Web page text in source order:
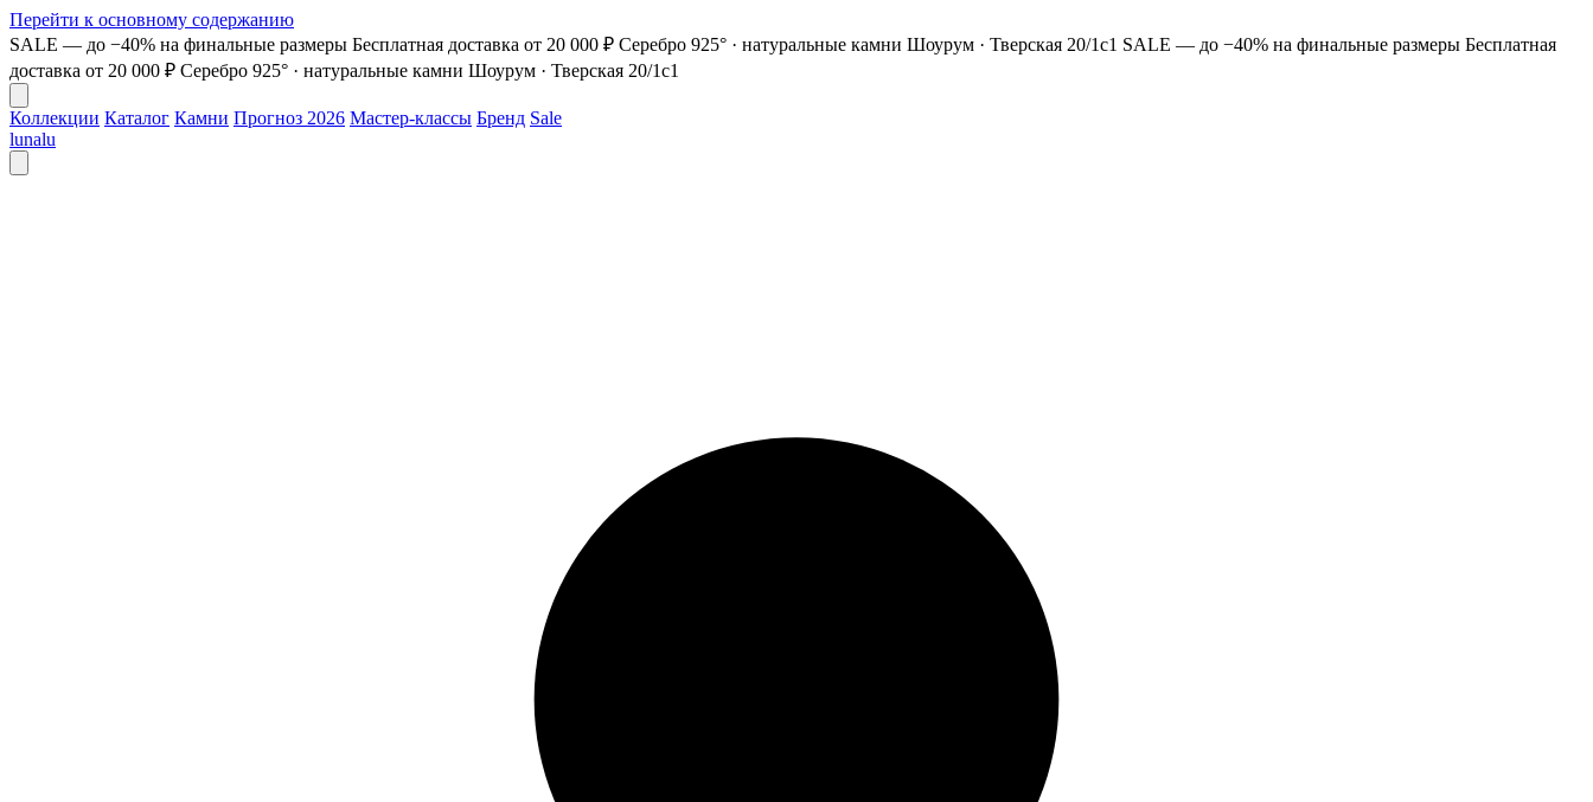
Перейти к основному содержанию
SALE — до −40% на финальные размеры Бесплатная доставка от 20 000 ₽ Серебро 925° · натуральные камни Шоурум · Тверская 20/1с1 SALE — до −40% на финальные размеры Бесплатная
доставка от 20 000 ₽ Серебро 925° · натуральные камни Шоурум · Тверская 20/1с1
Коллекции Каталог Камни Прогноз 2026 Мастер-классы Бренд Sale
lunalu